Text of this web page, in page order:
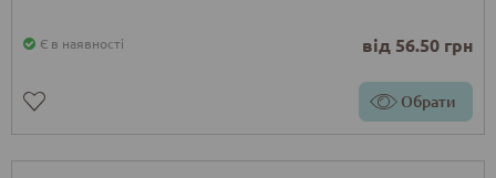
Є в наявності від 56.50 грн
Обрати